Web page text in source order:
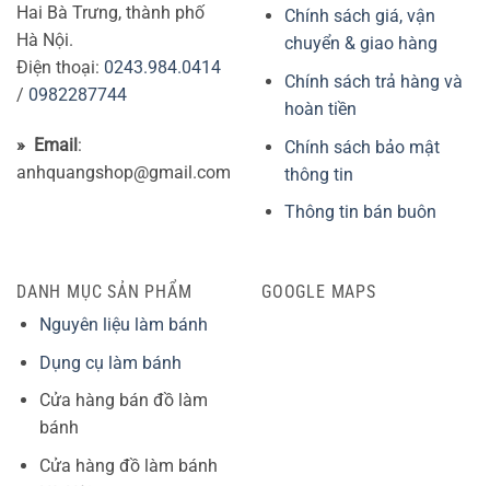
Hai Bà Trưng, thành phố
Hà Nội.
Điện thoại: 0243.984.0414
/ 0982287744
» Email:
anhquangshop@gmail.com
Chính sách giá, vận
chuyển & giao hàng
Chính sách trả hàng và
hoàn tiền
Chính sách bảo mật
thông tin
Thông tin bán buôn
DANH MỤC SẢN PHẨM
Nguyên liệu làm bánh
Dụng cụ làm bánh
Cửa hàng bán đồ làm
bánh
Cửa hàng đồ làm bánh
GOOGLE MAPS